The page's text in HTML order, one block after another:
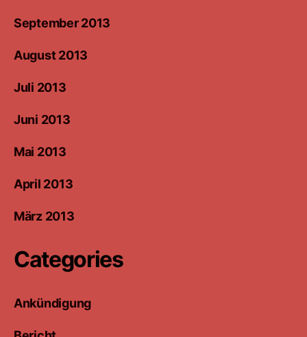
September 2013
August 2013
Juli 2013
Juni 2013
Mai 2013
April 2013
März 2013
Categories
Ankündigung